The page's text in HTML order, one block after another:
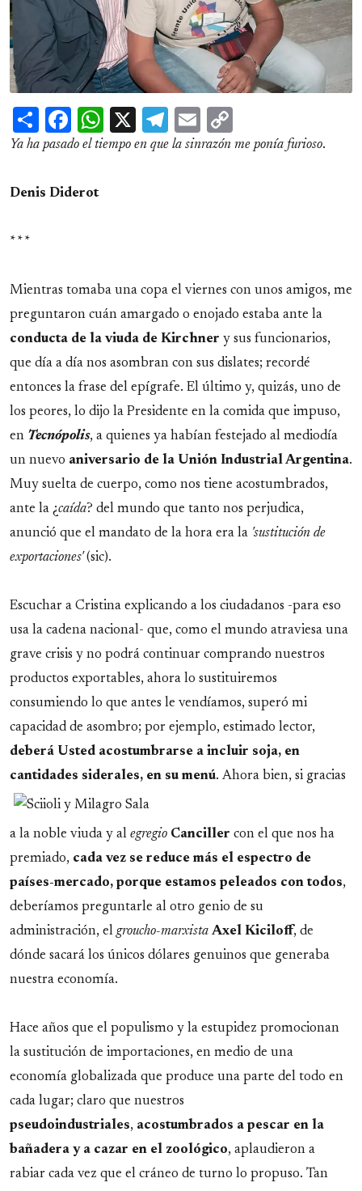
ShareFacebook
WhatsApp
X Telegram
Email
Link
Ya ha pasado el tiempo en que la sinrazón me ponía furioso.
Denis Diderot
* * *
Mientras tomaba una copa el viernes con unos amigos, me
preguntaron cuán amargado o enojado estaba ante la
conducta de la viuda de Kirchner y sus funcionarios,
que día a día nos asombran con sus dislates; recordé
entonces la frase del epígrafe. El último y, quizás, uno de
los peores, lo dijo la Presidente en la comida que impuso,
en Tecnópolis, a quienes ya habían festejado al mediodía
un nuevo aniversario de la Unión Industrial Argentina.
Muy suelta de cuerpo, como nos tiene acostumbrados,
ante la ¿caída? del mundo que tanto nos perjudica,
anunció que el mandato de la hora era la 'sustitución de
exportaciones'(sic).
Escuchar a Cristina explicando a los ciudadanos -para eso
usa la cadena nacional- que, como el mundo atraviesa una
grave crisis y no podrá continuar comprando nuestros
productos exportables, ahora lo sustituiremos
consumiendo lo que antes le vendíamos, superó mi
capacidad de asombro; por ejemplo, estimado lector,
deberá Usted acostumbrarse a incluir soja, en
cantidades siderales, en su menú. Ahora bien, si gracias
a la noble viuda y al egregio Canciller con el que nos ha
premiado, cada vez se reduce más el espectro de
países-mercado, porque estamos peleados con todos,
deberíamos preguntarle al otro genio de su
administración, el groucho-marxista Axel Kiciloff, de
dónde sacará los únicos dólares genuinos que generaba
nuestra economía.
Hace años que el populismo y la estupidez promocionan
la sustitución de importaciones, en medio de una
economía globalizada que produce una parte del todo en
cada lugar; claro que nuestros
pseudoindustriales, acostumbrados a pescar en la
bañadera y a cazar en el zoológico, aplaudieron a
rabiar cada vez que el cráneo de turno lo propuso. Tan